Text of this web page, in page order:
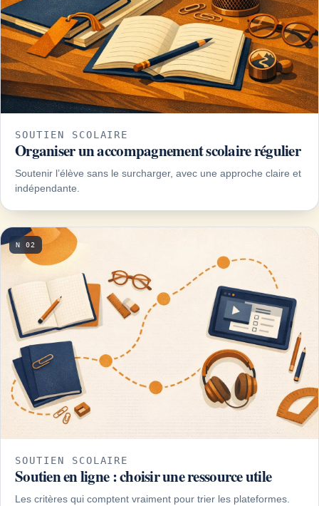
SOUTIEN SCOLAIRE
Organiser un accompagnement scolaire régulier
Soutenir l’élève sans le surcharger, avec une approche claire et
indépendante.
N 02
SOUTIEN SCOLAIRE
Soutien en ligne : choisir une ressource utile
Les critères qui comptent vraiment pour trier les plateformes.